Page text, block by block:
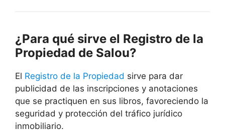
¿Para qué sirve el Registro de la
Propiedad de Salou?
El Registro de la Propiedad sirve para dar
publicidad de las inscripciones y anotaciones
que se practiquen en sus libros, favoreciendo la
seguridad y protección del tráfico jurídico
inmobiliario.